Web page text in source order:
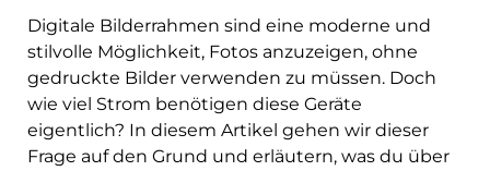
Digitale Bilderrahmen sind eine moderne und
stilvolle Möglichkeit, Fotos anzuzeigen, ohne
gedruckte Bilder verwenden zu müssen. Doch
wie viel Strom benötigen diese Geräte
eigentlich? In diesem Artikel gehen wir dieser
Frage auf den Grund und erläutern, was du über